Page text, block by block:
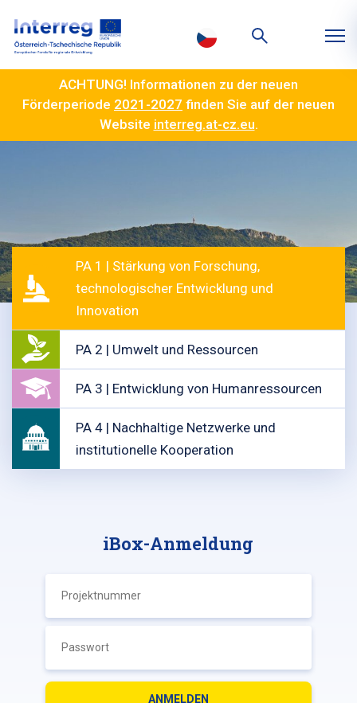
ACHTUNG! Informationen zu der neuen
Förderperiode 2021-2027 finden Sie auf der neuen
Website interreg.at-cz.eu.
PA 1 | Stärkung von Forschung,
technologischer Entwicklung und
Innovation
PA 2 | Umwelt und Ressourcen
PA 3 | Entwicklung von Humanressourcen
PA 4 | Nachhaltige Netzwerke und
institutionelle Kooperation
iBox-Anmeldung